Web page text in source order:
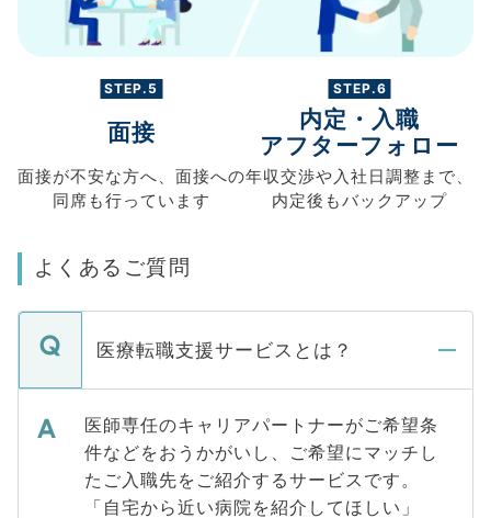
STEP.5
面接
面接が不安な方へ、 面接への
同席も行っています
STEP.6
内定・入職
アフターフォロー
年収交渉や入社日調整まで、
内定後もバックアップ
よくあるご質問
医療転職支援サービスとは？
医師専任のキャリアパートナーがご希望条
件などをおうかがいし、ご希望にマッチし
たご入職先をご紹介するサービスです。
「自宅から近い病院を紹介してほしい」